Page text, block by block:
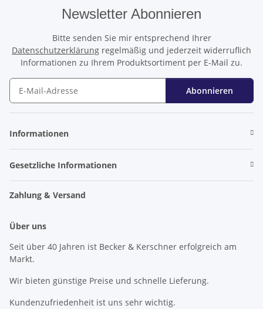
Newsletter Abonnieren
Bitte senden Sie mir entsprechend Ihrer
Datenschutzerklärung regelmäßig und jederzeit widerruflich
Informationen zu Ihrem Produktsortiment per E-Mail zu.
Abonnieren
Informationen
Gesetzliche Informationen
Zahlung & Versand
Über uns
Seit über 40 Jahren ist Becker & Kerschner erfolgreich am
Markt.
Wir bieten günstige Preise und schnelle Lieferung.
Kundenzufriedenheit ist uns sehr wichtig.